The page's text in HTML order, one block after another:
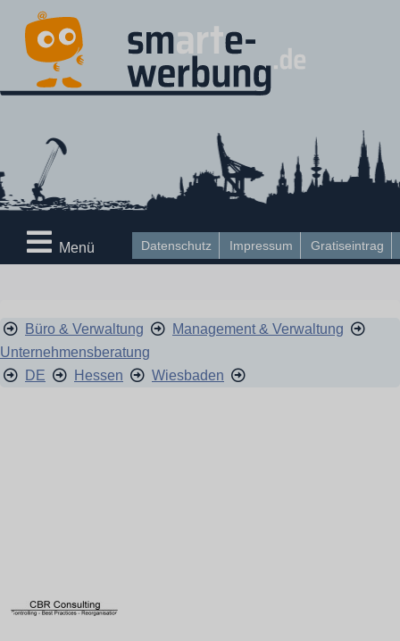
Datenschutz Impressum Gratiseintrag
Menü
Büro & Verwaltung
Management & Verwaltung
Unternehmensberatung
DE
Hessen Wiesbaden